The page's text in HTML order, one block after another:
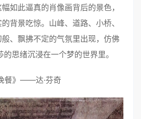
此逼真的肖像画背后的景色，
背景吃惊。山峰、道路、小桥、
、飘拂不定的气氛里出现，仿佛
思绪沉浸在一个梦的世界里。
餐》——达·芬奇